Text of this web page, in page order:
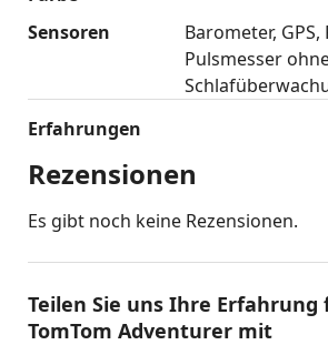
Sensoren Barometer GPS
Pulsmesser
Erfahrungen
Rezensionen
Es gibt noch keine Rezensionen.
Teilen Sie uns Ihre Erfahrung
TomTom Adventurer mit